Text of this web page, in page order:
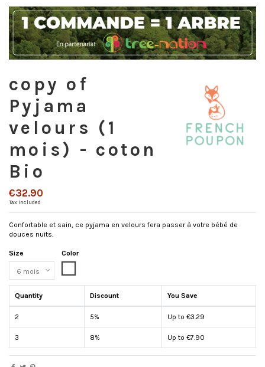
copy of
Pyjama
velours (1
mois) - coton
Bio
€32.90
Tax included
Confortable et sain, ce pyjama en velours fera passer à votre bébé de
douces nuits.
Size
Color
Quantity Discount You Save
2 5% Up to €3.29
3 8% Up to €7.90